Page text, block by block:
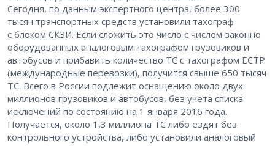
Сегодня, по данным экспертного центра, более 300
тысяч транспортных средств установили тахограф
с блоком СКЗИ. Если сложить это число с числом законно
оборудованных аналоговым тахографом грузовиков и
автобусов и прибавить количество ТС с тахографом ЕСТР
(международные перевозки), получится свыше 650 тысяч
ТС. Всего в России подлежит оснащению около двух
миллионов грузовиков и автобусов, без учета списка
исключений по состоянию на 1 января 2016 года.
Получается, около 1,3 миллиона ТС либо ездят без
контрольного устройства, либо установили аналоговый